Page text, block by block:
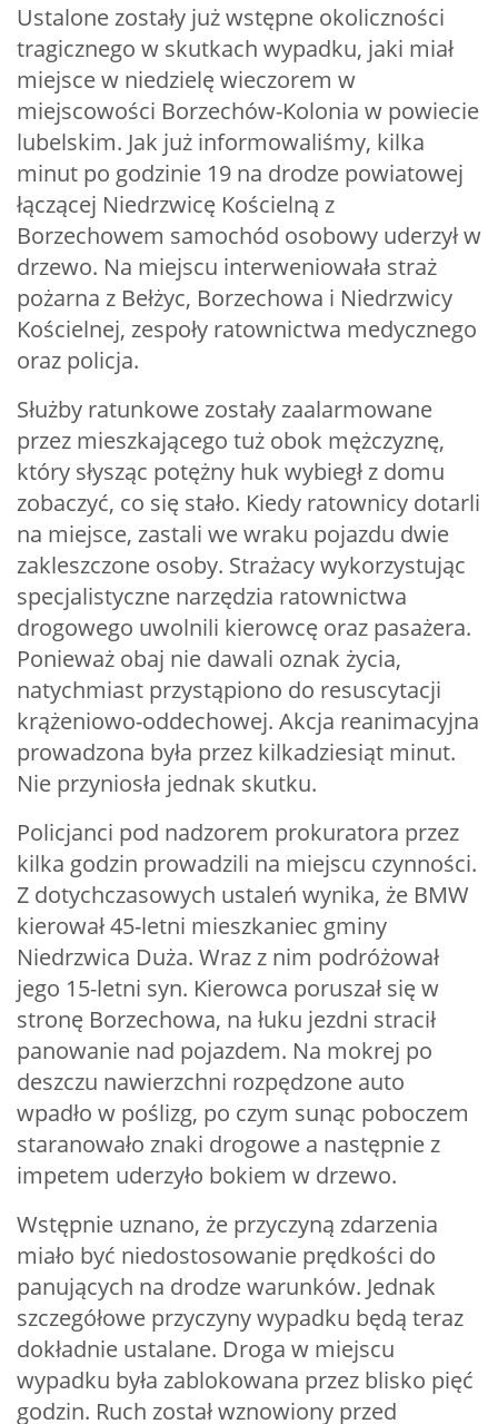
Ustalone zostały już wstępne okoliczności
tragicznego w skutkach wypadku, jaki miał
miejsce w niedzielę wieczorem w
miejscowości Borzechów-Kolonia w powiecie
lubelskim. Jak już informowaliśmy, kilka
minut po godzinie 19 na drodze powiatowej
łączącej Niedrzwicę Kościelną z
Borzechowem samochód osobowy uderzył w
drzewo. Na miejscu interweniowała straż
pożarna z Bełżyc, Borzechowa i Niedrzwicy
Kościelnej, zespoły ratownictwa medycznego
oraz policja.
Służby ratunkowe zostały zaalarmowane
przez mieszkającego tuż obok mężczyznę,
który słysząc potężny huk wybiegł z domu
zobaczyć, co się stało. Kiedy ratownicy dotarli
na miejsce, zastali we wraku pojazdu dwie
zakleszczone osoby. Strażacy wykorzystując
specjalistyczne narzędzia ratownictwa
drogowego uwolnili kierowcę oraz pasażera.
Ponieważ obaj nie dawali oznak życia,
natychmiast przystąpiono do resuscytacji
krążeniowo-oddechowej. Akcja reanimacyjna
prowadzona była przez kilkadziesiąt minut.
Nie przyniosła jednak skutku.
Policjanci pod nadzorem prokuratora przez
kilka godzin prowadzili na miejscu czynności.
Z dotychczasowych ustaleń wynika, że BMW
kierował 45-letni mieszkaniec gminy
Niedrzwica Duża. Wraz z nim podróżował
jego 15-letni syn. Kierowca poruszał się w
stronę Borzechowa, na łuku jezdni stracił
panowanie nad pojazdem. Na mokrej po
deszczu nawierzchni rozpędzone auto
wpadło w poślizg, po czym sunąc poboczem
staranowało znaki drogowe a następnie z
impetem uderzyło bokiem w drzewo.
Wstępnie uznano, że przyczyną zdarzenia
miało być niedostosowanie prędkości do
panujących na drodze warunków. Jednak
szczegółowe przyczyny wypadku będą teraz
dokładnie ustalane. Droga w miejscu
wypadku była zablokowana przez blisko pięć
godzin. Ruch został wznowiony przed